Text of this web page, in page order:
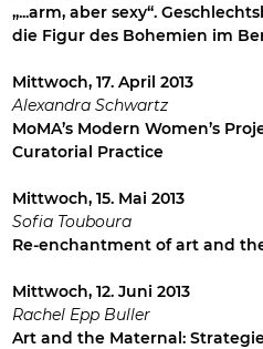
„...arm, aber sexy“.
die Figur des Bohemien im
Mittwoch,17. April 2013
Alexandra Schwartz
MoMA’s Modern Women’s
Curatorial Practice
Mittwoch,15. Mai 2013
Sofia Touboura
Re-enchantment of art and
Mittwoch,12. Juni 2013
Rachel Epp Buller
Art and the Maternal: